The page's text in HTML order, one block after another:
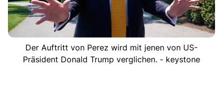
Der Auftritt von Perez wird mit jenen von US-
Präsident Donald Trump verglichen. - keystone